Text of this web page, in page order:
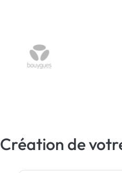
Création de